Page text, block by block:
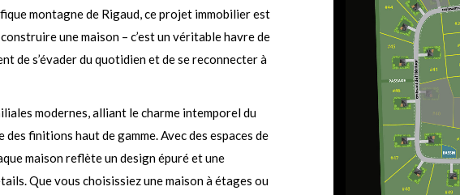
montagne de Rigaud, ce projet immobilier est
une maison – c’est un véritable havre de
de s’évader du quotidien et de se reconnecter à
modernes, alliant le charme intemporel du
des finitions haut de gamme. Avec des espaces de
maison reflète un design épuré et une
Que vous choisissiez une maison à étages ou